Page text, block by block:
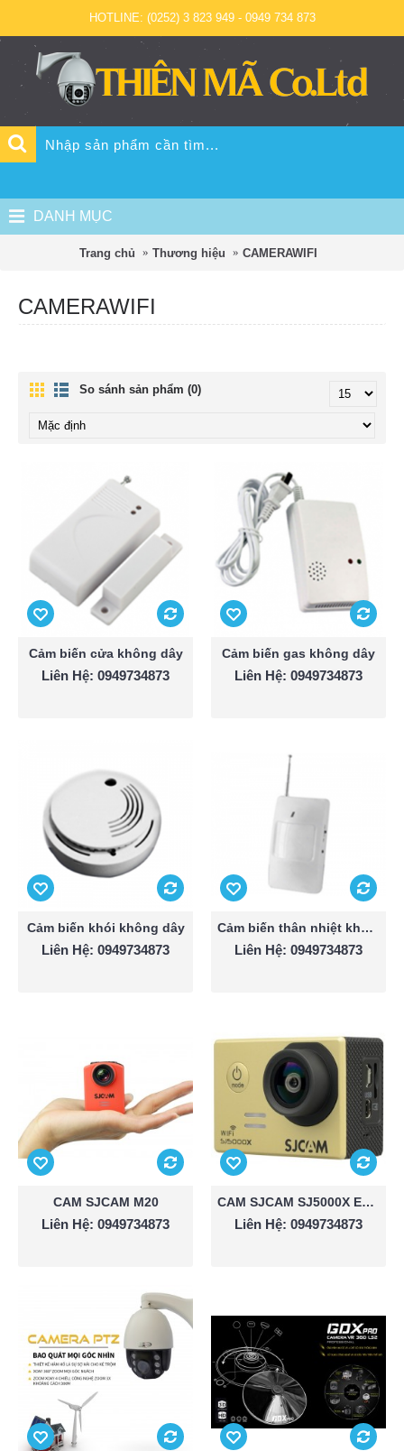
HOTLINE: (0252) 3 823 949 - 0949 734 873
DANH MỤC
Trang chủ Thương hiệu CAMERAWIFI
CAMERAWIFI
So sánh sản phẩm (0)
Cảm biến cửa không dây
Liên Hệ: 0949734873
Cảm biến gas không dây
Liên Hệ: 0949734873
Cảm biến khói không dây
Liên Hệ: 0949734873
Cảm biến thân nhiệt không dây
Liên Hệ: 0949734873
CAM SJCAM M20
Liên Hệ: 0949734873
CAM SJCAM SJ5000X ELITE 4K WIFI
Liên Hệ: 0949734873